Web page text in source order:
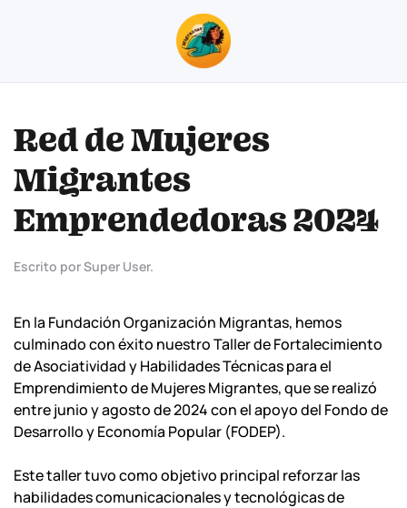
Skip to main content
Red de Mujeres
Migrantes
Emprendedoras 2024
Escrito por Super User.
En la Fundación Organización Migrantas, hemos
culminado con éxito nuestro Taller de Fortalecimiento
de Asociatividad y Habilidades Técnicas para el
Emprendimiento de Mujeres Migrantes, que se realizó
entre junio y agosto de 2024 con el apoyo del Fondo de
Desarrollo y Economía Popular (FODEP).
Este taller tuvo como objetivo principal reforzar las
habilidades comunicacionales y tecnológicas de